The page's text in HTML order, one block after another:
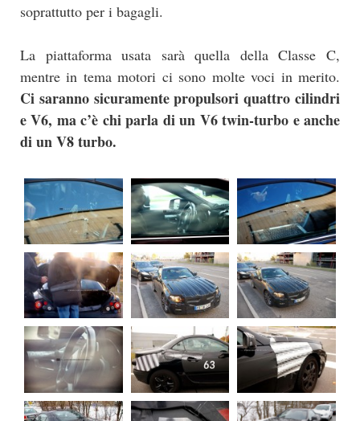
soprattutto per i bagagli.
La piattaforma usata sarà quella della Classe C,
mentre in tema motori ci sono molte voci in merito.
Ci saranno sicuramente propulsori quattro cilindri
e V6, ma c’è chi parla di un V6 twin-turbo e anche
di un V8 turbo.